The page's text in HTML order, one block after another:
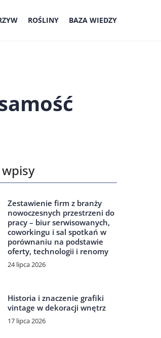
ROŚLINY BAZA WIEDZY
Zestawienie firm z branży
nowoczesnych przestrzeni do
pracy – biur serwisowanych,
coworkingu i sal spotkań w
porównaniu na podstawie
oferty, technologii i renomy
24 lipca 2026
Historia i znaczenie grafiki
vintage w dekoracji wnętrz
17 lipca 2026